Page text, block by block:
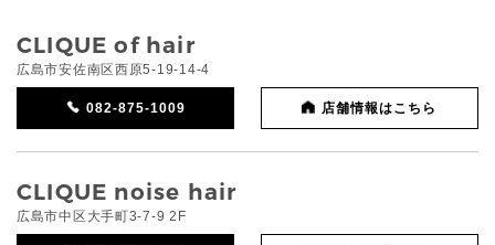
CLIQUE of hair
広島市安佐南区西原5-19-14-4
082-875-1009 店舗情報はこちら
CLIQUE noise hair
広島市中区大手町3-7-9 2F